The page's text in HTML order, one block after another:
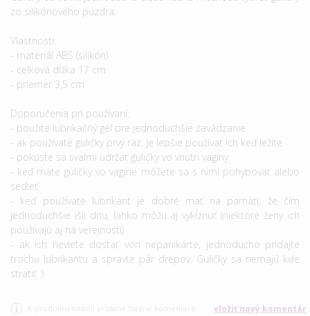
zo silikónového púzdra.
Vlastnosti:
- materiál ABS (silikón)
- celková dĺžka 17 cm
- priemer 3,5 cm
Doporučenia pri používaní:
- použite lubrikačný gél pre jednoduchšie zavádzanie
- ak používate guličky prvý raz, je lepšie používať ich keď ležíte
- pokúste sa svalmi udržať guličky vo vnútri vagíny
- keď máte guličky vo vagíne môžete sa s nimi pohybovať alebo
sedieť
- keď používate lubrikant je dobré mať na pamäti, že čím
jednoduchšie išli dnu, ľahko môžu aj vykĺznuť (niektoré ženy ich
používajú aj na verejnosti)
- ak ich neviete dostať von nepanikárte, jednoducho pridajte
trochu lubrikantu a spravte pár drepov. Guličky sa nemajú kde
stratiť :)
vložiť nový komentár